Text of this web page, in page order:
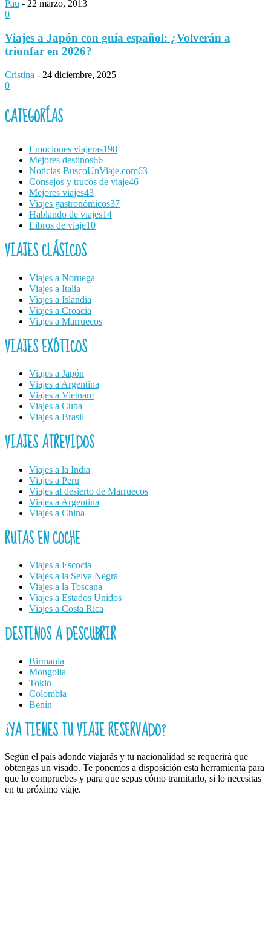
Pau - 22 marzo, 2013
0
Viajes a Japón con guía español: ¿Volverán a
triunfar en 2026?
Cristina - 24 diciembre, 2025
0
CATEGORÍAS
Emociones viajeras198
Mejores destinos66
Noticias BuscoUnViaje.com63
Consejos y trucos de viaje46
Mejores viajes43
Viajes gastronómicos37
Hablando de viajes14
Libros de viaje10
VIAJES CLÁSICOS
Viajes a Noruega
Viajes a Italia
Viajes a Islandia
Viajes a Croacia
Viajes a Marruecos
VIAJES EXÓTICOS
Viajes a Japón
Viajes a Argentina
Viajes a Vietnam
Viajes a Cuba
Viajes a Brasil
VIAJES ATREVIDOS
Viajes a la India
Viajes a Peru
Viajes al desierto de Marruecos
Viajes a Argentina
Viajes a China
RUTAS EN COCHE
Viajes a Escocia
Viajes a la Selva Negra
Viajes a la Toscana
Viajes a Estados Unidos
Viajes a Costa Rica
DESTINOS A DESCUBRIR
Birmania
Mongolia
Tokio
Colombia
Benín
¿YA TIENES TU VIAJE RESERVADO?
Según el país adonde viajarás y tu nacionalidad se requerirá que
obtengas un visado. Te ponemos a disposición esta herramienta para
que lo compruebes y para que sepas cómo tramitarlo, si lo necesitas
en tu próximo viaje.